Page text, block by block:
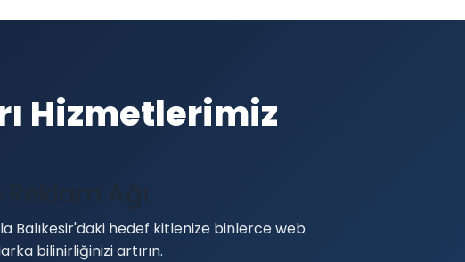
Hizmetlerimiz
Balıkesir'daki hedef kitlenize binlerce web
bilinirliğinizi artırın.